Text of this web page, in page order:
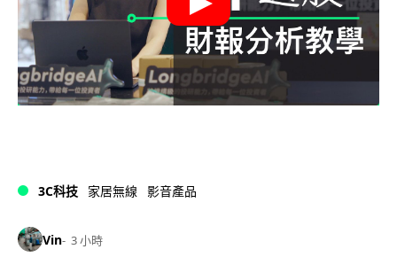
3C科技 家居無線 影音產品
Vin 3 小時